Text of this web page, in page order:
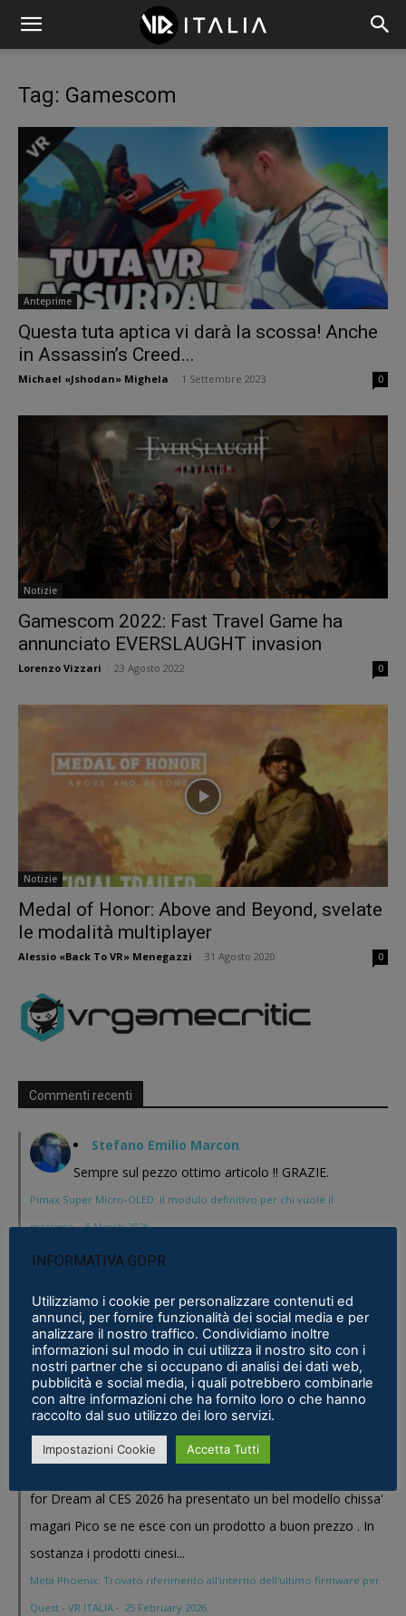
Tag: Gamescom
Anteprime
Questa tuta aptica vi darà la scossa! Anche
in Assassin’s Creed...
Michael «Jshodan» Mighela 1 Settembre 2023 0
Notizie
Gamescom 2022: Fast Travel Game ha
annunciato EVERSLAUGHT invasion
Lorenzo Vizzari 23 Agosto 2022 0
Notizie
Medal of Honor: Above and Beyond, svelate
le modalità multiplayer
Alessio «Back To VR» Menegazzi 31 Agosto 2020 0
Commenti recenti
Stefano Emilio Marcon
Sempre sul pezzo ottimo articolo !! GRAZIE.
Pimax Super Micro-OLED: il modulo definitivo per chi vuole il
massimo·5 March 2026
Stefano Emilio Marcon
Visto cosa sta' preparando Pico sia lato hardware
che lato software dico chip dedicati. Aspetto di vedere
ulteriori notizie =) !!
Pimax Super Micro-OLED: il modulo definitivo per chi vuole il
massimo· 5 March 2026
Stefano Emilio Marcon
for Dream al CES 2026 ha presentato un bel modello chissa'
magari Pico se ne esce con un prodotto a buon prezzo . In
sostanza i prodotti cinesi...
Meta Phoenix: Trovato riferimento all'interno dell'ultimo firmware per
Quest - VR ITALIA · 25 February 2026
INFORMATIVA GDPR
Utilizziamo i cookie per personalizzare contenuti ed
annunci, per fornire funzionalità dei social media e per
analizzare il nostro traffico. Condividiamo inoltre
informazioni sul modo in cui utilizza il nostro sito con i
nostri partner che si occupano di analisi dei dati web,
pubblicità e social media, i quali potrebbero combinarle
con altre informazioni che ha fornito loro o che hanno
raccolto dal suo utilizzo dei loro servizi.
Impostazioni Cookie Accetta Tutti